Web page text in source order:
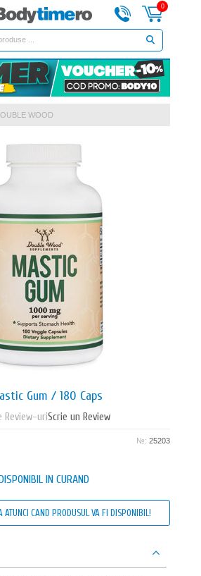
0
WOOD
Gum / 180 Caps
Review-uriScrie un Review
№: 25203
IN CURAND
ATUNCI CAND PRODUSUL VA FI DISPONIBIL!